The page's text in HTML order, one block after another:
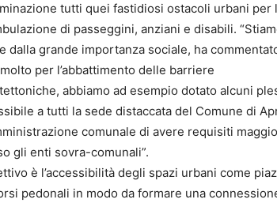
tutti quei fastidiosi ostacoli urbani per
di passeggini, anziani e disabili.
dalla grande importanza sociale, ha
per l’abbattimento delle barriere
abbiamo ad esempio dotato alcuni
a tutti la sede distaccata del Comune di
comunale di avere requisiti
gli enti sovra-comunali”.
è l’accessibilità degli spazi urbani come
pedonali in modo da formare una